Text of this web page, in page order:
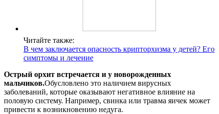
Читайте также:
В чем заключается опасность крипторхизма у детей? Его
симптомы и лечение
Острый орхит встречается и у новорожденных
мальчиков.Обусловлено это наличием вирусных
заболеваний, которые оказывают негативное влияние на
половую систему. Например, свинка или травма яичек может
привести к возникновению недуга.